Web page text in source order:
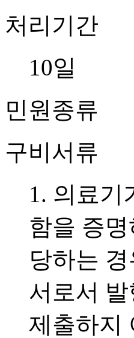
처리기간
10일
민원종류
구비서류
1. 의료기
함을 증
당하는
서로서
제출하지